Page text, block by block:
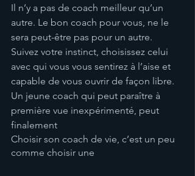
Il n’y a pas de coach meilleur qu’un
autre. Le bon coach pour vous, ne le
sera peut-être pas pour un autre.
Suivez votre instinct, choisissez celui
avec qui vous vous sentirez à l’aise et
capable de vous ouvrir de façon libre.
Un jeune coach qui peut paraître à
première vue inexpérimenté, peut
finalement
Choisir son coach de vie, c’est un peu
comme choisir une